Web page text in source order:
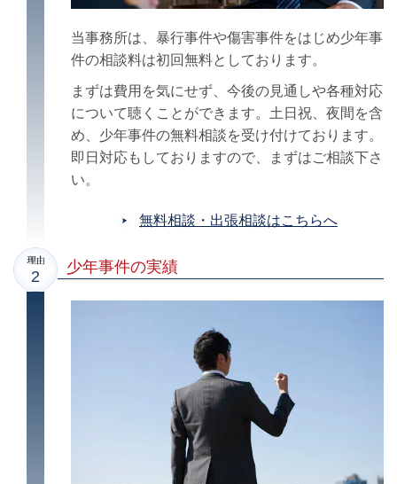
当事務所は、暴行事件や傷害事件をはじめ少年事
件の相談料は初回無料としております。
まずは費用を気にせず、今後の見通しや各種対応
について聴くことができます。 土日祝、夜間を含
め、少年事件の無料相談を受け付けております。
即日対応もしておりますので、まずはご相談下さ
い。
無料相談・出張相談はこちらへ
少年事件の実績